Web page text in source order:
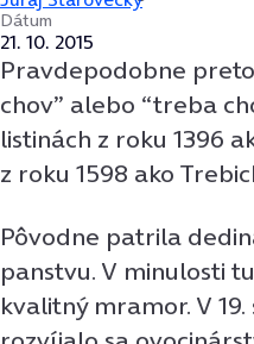
Dátum
21. 10. 2015
Pravdepodobne
chov” alebo “treba
listinách z roku 1396
z roku 1598 ako
Pôvodne patrila
panstvu. V minulosti
kvalitný mramor. V